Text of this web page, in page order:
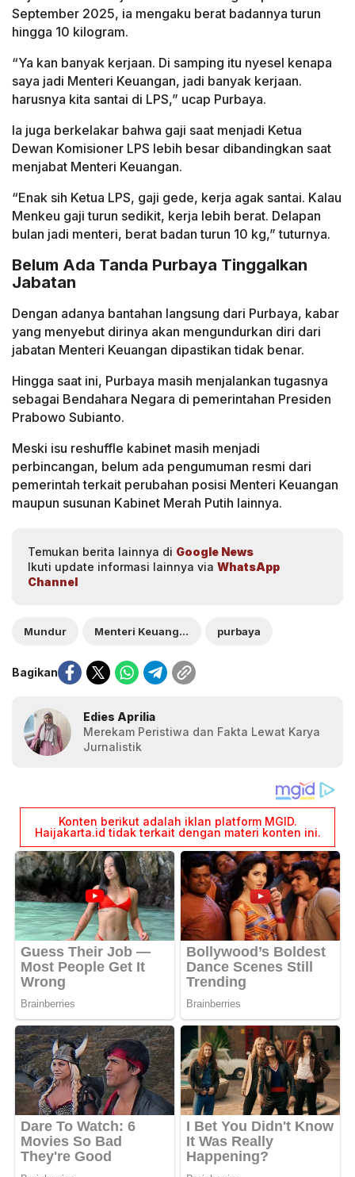
September 2025, ia mengaku berat badannya turun
hingga 10 kilogram.
“Ya kan banyak kerjaan. Di samping itu nyesel kenapa
saya jadi Menteri Keuangan, jadi banyak kerjaan.
harusnya kita santai di LPS,” ucap Purbaya.
Ia juga berkelakar bahwa gaji saat menjadi Ketua
Dewan Komisioner LPS lebih besar dibandingkan saat
menjabat Menteri Keuangan.
“Enak sih Ketua LPS, gaji gede, kerja agak santai. Kalau
Menkeu gaji turun sedikit, kerja lebih berat. Delapan
bulan jadi menteri, berat badan turun 10 kg,” tuturnya.
Belum Ada Tanda Purbaya Tinggalkan
Jabatan
Dengan adanya bantahan langsung dari Purbaya, kabar
yang menyebut dirinya akan mengundurkan diri dari
jabatan Menteri Keuangan dipastikan tidak benar.
Hingga saat ini, Purbaya masih menjalankan tugasnya
sebagai Bendahara Negara di pemerintahan Presiden
Prabowo Subianto.
Meski isu reshuffle kabinet masih menjadi
perbincangan, belum ada pengumuman resmi dari
pemerintah terkait perubahan posisi Menteri Keuangan
maupun susunan Kabinet Merah Putih lainnya.
Temukan berita lainnya di Google News
Ikuti update informasi lainnya via WhatsApp
Channel
Mundur Menteri Keuangan purbaya
Bagikan
Edies Aprilia
Merekam Peristiwa dan Fakta Lewat Karya
Jurnalistik